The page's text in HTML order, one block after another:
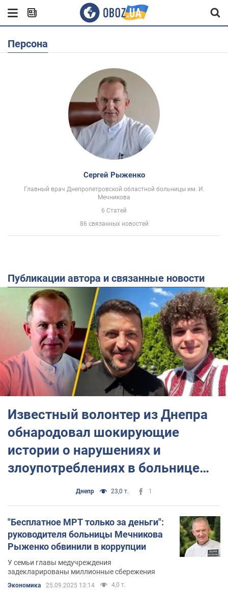
Персона
Сергей Рыженко
Главный врач Днепропетровской областной больницы им. И.
Мечникова
6 Статей
86 связанных новостей
Публикации автора и связанные новости
Известный волонтер из Днепра
обнародовал шокирующие
истории о нарушениях и
злоупотреблениях в больнице
Рыженко: требует огласки и
реакции
Днепр 23,0 т. 1
"Бесплатное МРТ только за деньги":
руководителя больницы Мечникова
Рыженко обвинили в коррупции
У семьи главы медучреждения
задекларированы миллионные сбережения
Экономика 25.09.2025 13:14 4,0 т.